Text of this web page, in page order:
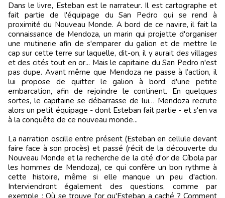
Dans le livre, Esteban est le narrateur. Il est cartographe et
fait partie de l'équipage du San Pedro qui se rend à
proximité du Nouveau Monde. A bord de ce navire, il fait la
connaissance de Mendoza, un marin qui projette d'organiser
une mutinerie afin de s'emparer du galion et de mettre le
cap sur cette terre sur laquelle, dit-on, il y aurait des villages
et des cités tout en or... Mais le capitaine du San Pedro n'est
pas dupe. Avant même que Mendoza ne passe à l’action, il
lui propose de quitter le galion à bord d'une petite
embarcation, afin de rejoindre le continent. En quelques
sortes, le capitaine se débarrasse de lui… Mendoza recrute
alors un petit équipage - dont Esteban fait partie - et s'en va
à la conquête de ce nouveau monde...
La narration oscille entre présent (Esteban en cellule devant
faire face à son procès) et passé (récit de la découverte du
Nouveau Monde et la recherche de la cité d'or de Cíbola par
les hommes de Mendoza), ce qui confère un bon rythme à
cette histoire, même si elle manque un peu d'action.
Interviendront également des questions, comme par
exemple : Où se trouve l'or qu'Esteban a caché ? Comment